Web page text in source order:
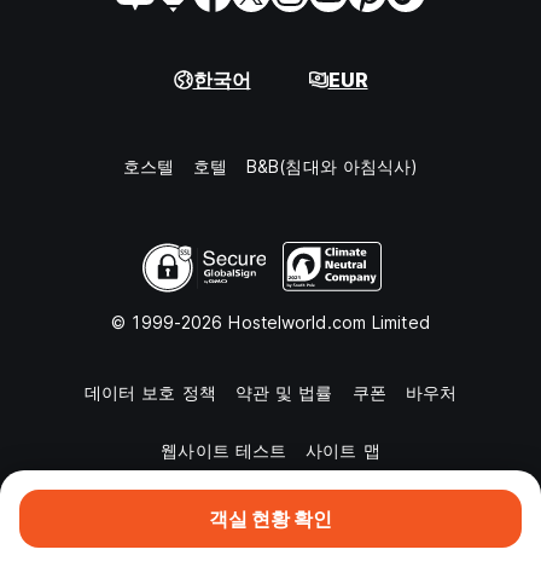
객실 현황 확인
한국어 EUR
호스텔 호텔 B&B(침대와 아침식사)
© 1999-2026 Hostelworld.com Limited
데이터 보호 정책 약관 및 법률 쿠폰 바우처
웹사이트 테스트 사이트 맵